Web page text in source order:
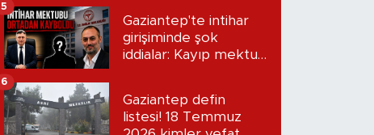
Gaziantep'te intihar
girişiminde şok
iddialar: Kayıp mektup
5
Gaziantep defin
listesi! 18 Temmuz
6